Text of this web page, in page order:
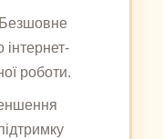
Безшовне
роботи.